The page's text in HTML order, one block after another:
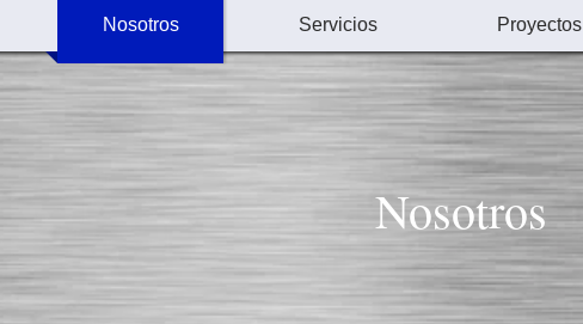
Nosotros Servicios Proyectos
Nosotros